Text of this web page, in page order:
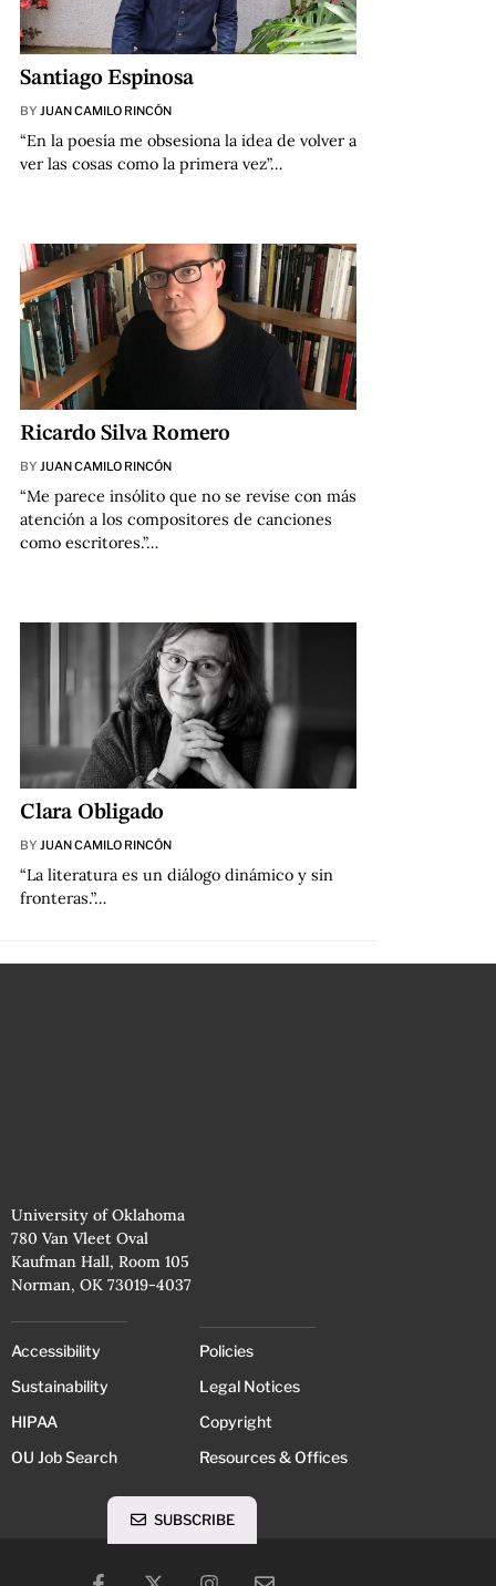
Santiago Espinosa
BY JUAN CAMILO RINCÓN
“En la poesía me obsesiona la idea de volver a
ver las cosas como la primera vez”…
Ricardo Silva Romero
BY JUAN CAMILO RINCÓN
“Me parece insólito que no se revise con más
atención a los compositores de canciones
como escritores.”…
Clara Obligado
BY JUAN CAMILO RINCÓN
“La literatura es un diálogo dinámico y sin
fronteras.”…
University of Oklahoma
780 Van Vleet Oval
Kaufman Hall, Room 105
Norman, OK 73019-4037
Accessibility
Sustainability
HIPAA
OU Job Search
Policies
Legal Notices
Copyright
Resources & Offices
SUBSCRIBE